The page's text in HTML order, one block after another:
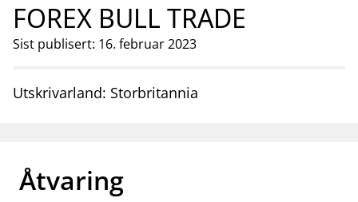
nettstedet
English
English
English home page
Tilsyn
Finanstilsynets registre
businessOm Finanstilsynet
FOREX BULL TRADE
Sist publisert: 16. februar 2023
Utskrivarland: Storbritannia
Åtvaring